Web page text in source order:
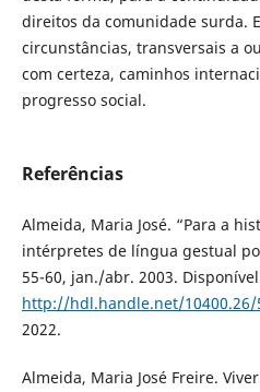
direitos da comunidade surda.
circunstâncias, transversais a
com certeza, caminhos
progresso social.
Referências
Almeida, Maria José. “Para a
intérpretes de língua gestual
55-60, jan./abr. 2003.
http://hdl.handle.net/10400.26/
2022.
Almeida, Maria José Freire.